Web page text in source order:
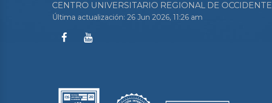
CENTRO UNIVERSITARIO REGIONAL DE OCCIDENTE
Última actualización: 26 Jun 2026, 11:26 am